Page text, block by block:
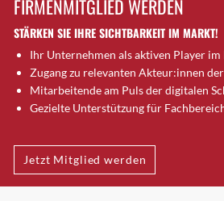
Brütten
Bubendorf
Bubikon
Buchs (SG)
Burgdorf
Bülach
Cazis
Cham
FIRMENMITGLIED WERDEN
STÄRKEN SIE IHRE SICHTBARKEIT IM MARKT!
Ihr Unternehmen als aktiven Player im
Zugang zu relevanten Akteur:innen
Mitarbeitende am Puls der digitalen
Gezielte Unterstützung für
Jetzt Mitglied werden